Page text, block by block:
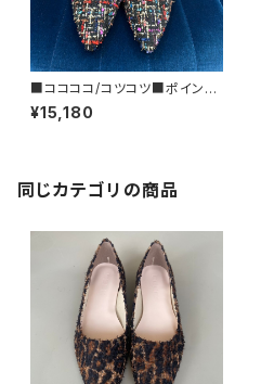
■ココココ/コツコツ■ポインテ
ッドトゥ・フラットシューズ/ツイー
ド■2026SS
¥15,180
同じカテゴリの商品